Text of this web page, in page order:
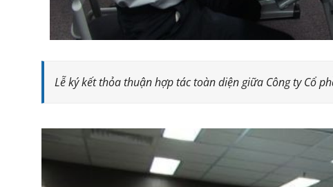
Lễ ký kết thỏa thuận hợp tác toàn diện giữa Công ty Cổ